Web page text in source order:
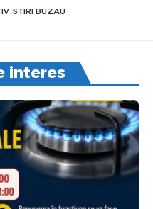
STIRI BUZAU
interes